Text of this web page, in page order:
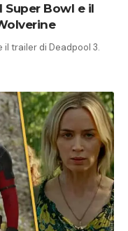
Super Bowl e il
trailer di Deadpool 3.